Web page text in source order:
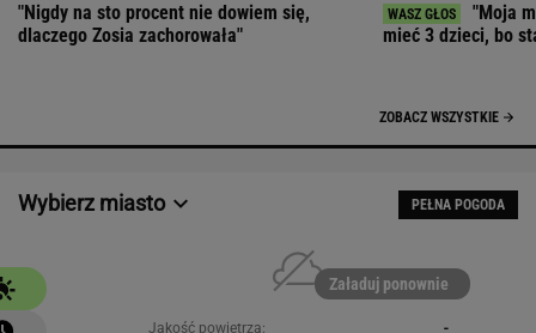
"Nigdy na sto procent nie dowiem się,
dlaczego Zosia zachorowała"
"Moja
mieć 3 dzieci, bo
ZOBACZ WSZYSTKIE
Wybierz miasto PEŁNA POGODA
Załaduj ponownie
Jakość powietrza:
-